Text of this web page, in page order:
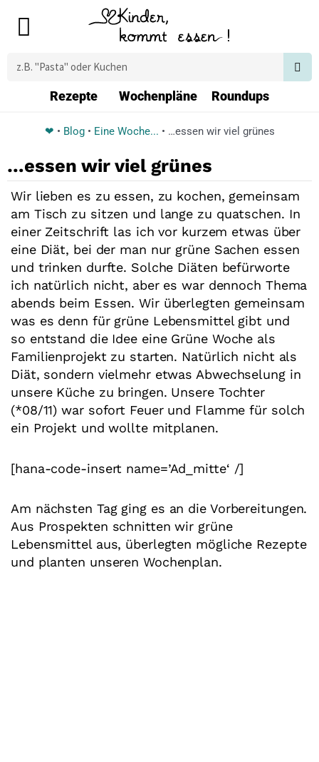
Main
Suche
Rezepte Wochenpläne Roundups
❤ • Blog• Eine Woche... • …essen wir viel grünes
…essen wir viel grünes
Wir lieben es zu essen, zu kochen, gemeinsam
am Tisch zu sitzen und lange zu quatschen. In
einer Zeitschrift las ich vor kurzem etwas über
eine Diät, bei der man nur grüne Sachen essen
und trinken durfte. Solche Diäten befürworte
ich natürlich nicht, aber es war dennoch Thema
abends beim Essen. Wir überlegten gemeinsam
was es denn für grüne Lebensmittel gibt und
so entstand die Idee eine Grüne Woche als
Familienprojekt zu starten. Natürlich nicht als
Diät, sondern vielmehr etwas Abwechselung in
unsere Küche zu bringen. Unsere Tochter
(*08/11) war sofort Feuer und Flamme für solch
ein Projekt und wollte mitplanen.
[hana-code-insert name=’Ad_mitte‘ /]
Am nächsten Tag ging es an die Vorbereitungen.
Aus Prospekten schnitten wir grüne
Lebensmittel aus, überlegten mögliche Rezepte
und planten unseren Wochenplan.